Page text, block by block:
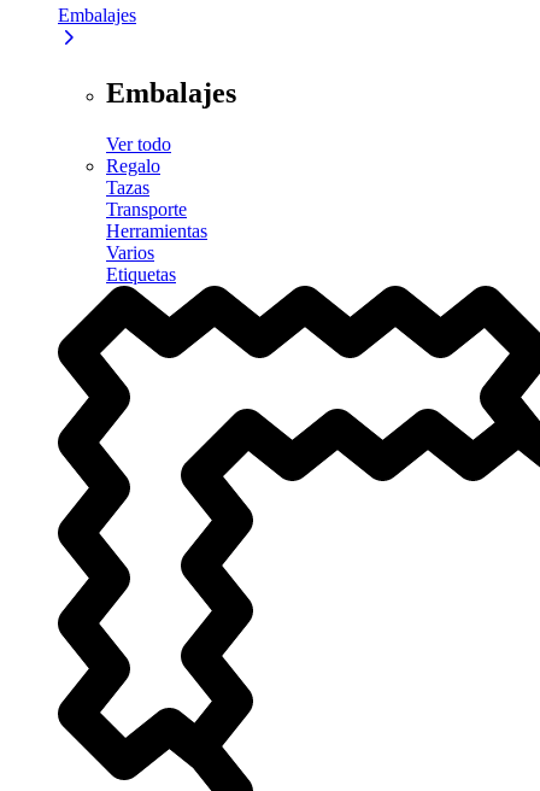
Embalajes
Embalajes
Ver todo
Regalo
Tazas
Transporte
Herramientas
Varios
Etiquetas